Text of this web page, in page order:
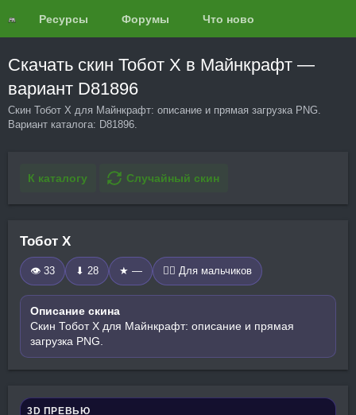
Ресурсы Форумы Что нового?
Скачать скин Тобот X в Майнкрафт —
вариант D81896
Скин Тобот X для Майнкрафт: описание и прямая загрузка PNG.
Вариант каталога: D81896.
К каталогу Случайный скин
Тобот X
👁 33 ⬇ 28 ★ — 🧍‍♂️ Для мальчиков
Описание скина
Скин Тобот X для Майнкрафт: описание и прямая
загрузка PNG.
3D ПРЕВЬЮ